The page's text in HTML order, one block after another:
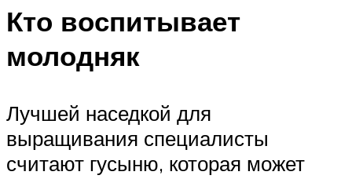
Кто воспитывает
молодняк
Лучшей наседкой для
выращивания специалисты
считают гусыню, которая может